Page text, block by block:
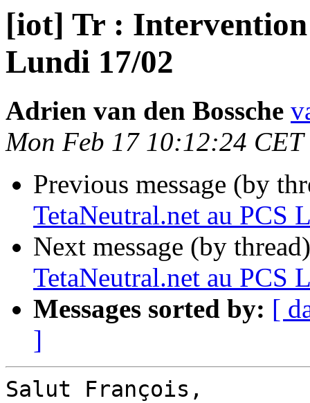
[iot] Tr : Intervention
Lundi 17/02
Adrien van den Bossche
Mon Feb 17 10:12:24 CET
Previous message (by
TetaNeutral.net au PCS
Next message (by
TetaNeutral.net au PCS
Messages sorted by: [
]
Salut François,